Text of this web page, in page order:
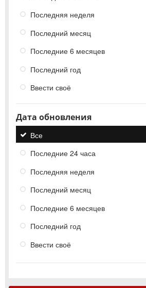
Последняя неделя
Последний месяц
Последние 6 месяцев
Последний год
Ввести своё
Дата обновления
Все
Последние 24 часа
Последняя неделя
Последний месяц
Последние 6 месяцев
Последний год
Ввести своё